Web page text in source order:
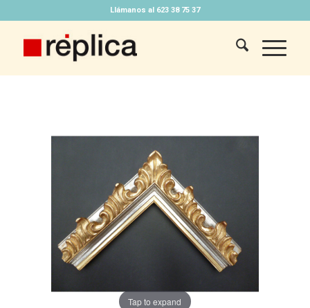
Llámanos al 623 38 75 37
Tap to expand